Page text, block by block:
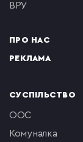
ВРУ
ПРО НАС
РЕКЛАМА
СУСПІЛЬСТВО
ООС
комуналка